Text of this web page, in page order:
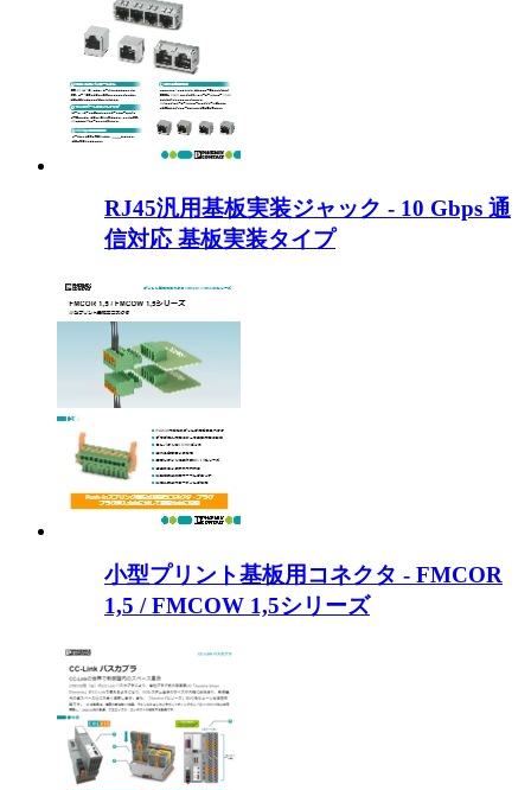
RJ45汎用基板実装ジャック - 10 Gbps 通
信対応 基板実装タイプ
小型プリント基板用コネクタ - FMCOR
1,5 / FMCOW 1,5シリーズ